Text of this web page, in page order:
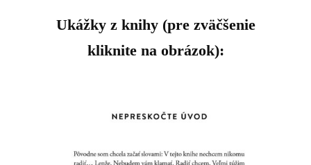
Ukážky z knihy (pre zväčšenie
kliknite na obrázok):